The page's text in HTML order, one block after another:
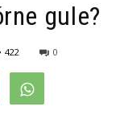
gule?
422 0